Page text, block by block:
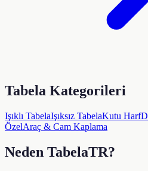
Tabela Kategorileri
Işıklı TabelaIşıksız TabelaKutu Harf
ÖzelAraç & Cam Kaplama
Neden TabelaTR?